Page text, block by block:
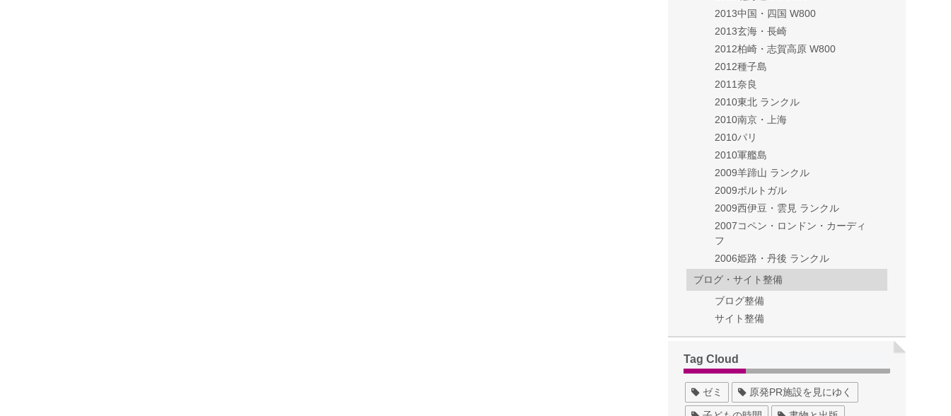
2013中国・四国 W800
2013玄海・長崎
2012柏崎・志賀高原 W800
2012種子島
2011奈良
2010東北 ランクル
2010南京・上海
2010パリ
2010軍艦島
2009羊蹄山 ランクル
2009ポルトガル
2009西伊豆・雲見 ランクル
2007コペン・ロンドン・カーディ
フ
2006姫路・丹後 ランクル
ブログ・サイト整備
ブログ整備
サイト整備
Tag Cloud
ゼミ 原発PR施設を見にゆく